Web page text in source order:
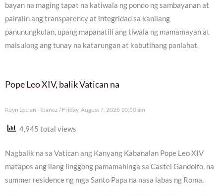
bayan na maging tapat na katiwala ng pondo ng sambayanan at
pairalin ang transparency at integridad sa kanilang
panunungkulan, upang mapanatili ang tiwala ng mamamayan at
maisulong ang tunay na katarungan at kabutihang panlahat.
Pope Leo XIV, balik Vatican na
Reyn Letran - Ibañez Friday, August 7, 2026 10:50 am
4,945 total views
Nagbalik na sa Vatican ang Kanyang Kabanalan Pope Leo XIV
matapos ang ilang linggong pamamahinga sa Castel Gandolfo, na
summer residence ng mga Santo Papa na nasa labas ng Roma.